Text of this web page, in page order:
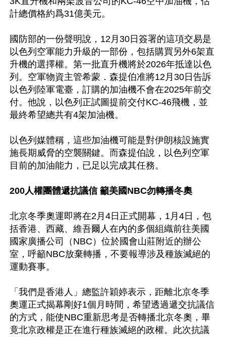
計總價格約爲31億美元。
國防部的一份聲明說，12月30日簽署的這項交易是
以色列空軍能力升級的一部份，包括購買另外6架直
升機的選擇權。第一批直升機將於2026年抵達以色
列。空軍物資主管希蒙．森提伯准將12月30日告訴
以色列陸軍電臺，訂購的加油機不會在2025年前交
付。他說，以色列正試圖提前交付KC-46飛機，並
最終希望總共有4架加油機。
以色列媒體稱，這些加油機可能是對伊朗核設施實
施長期威脅的空襲關鍵。而森提伯說，以色列空軍
目前的加油能力，已足以完成其任務。
200人權團體遞抗議信 籲美國NBC勿轉播冬奧
北京冬季奧運即將在2月4日正式開幕，1月4日，包
括香港、西藏、維吾爾人在內的多個組織前往美國
國家廣播公司（NBC）位於國會山莊附近的辦公
室，呼籲NBC放棄轉播，不要報導涉及種族滅絕的
運動賽事。
「我們是香港人」總監許穎婷表示，距離北京冬季
奧運正式揭幕剛好1個月時間，希望透過遞交抗議信
的方式，能使NBC重新思考是否轉播北京冬奧，畢
竟北京政權是正在進行種族滅絕的政權。此次抗議